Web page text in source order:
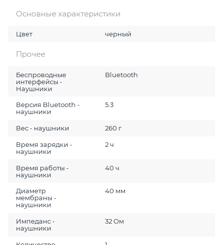
Основные характеристики
Цвет черный
Прочее
Беспроводные
интерфейсы -
Наушники
Bluetooth
Версия Bluetooth -
наушники
5.3
Вес - наушники 260 г
Время зарядки -
наушники
2 ч
Время работы -
наушники
40 ч
Диаметр
мембраны -
наушники
40 мм
Импеданс -
наушники
32 Ом